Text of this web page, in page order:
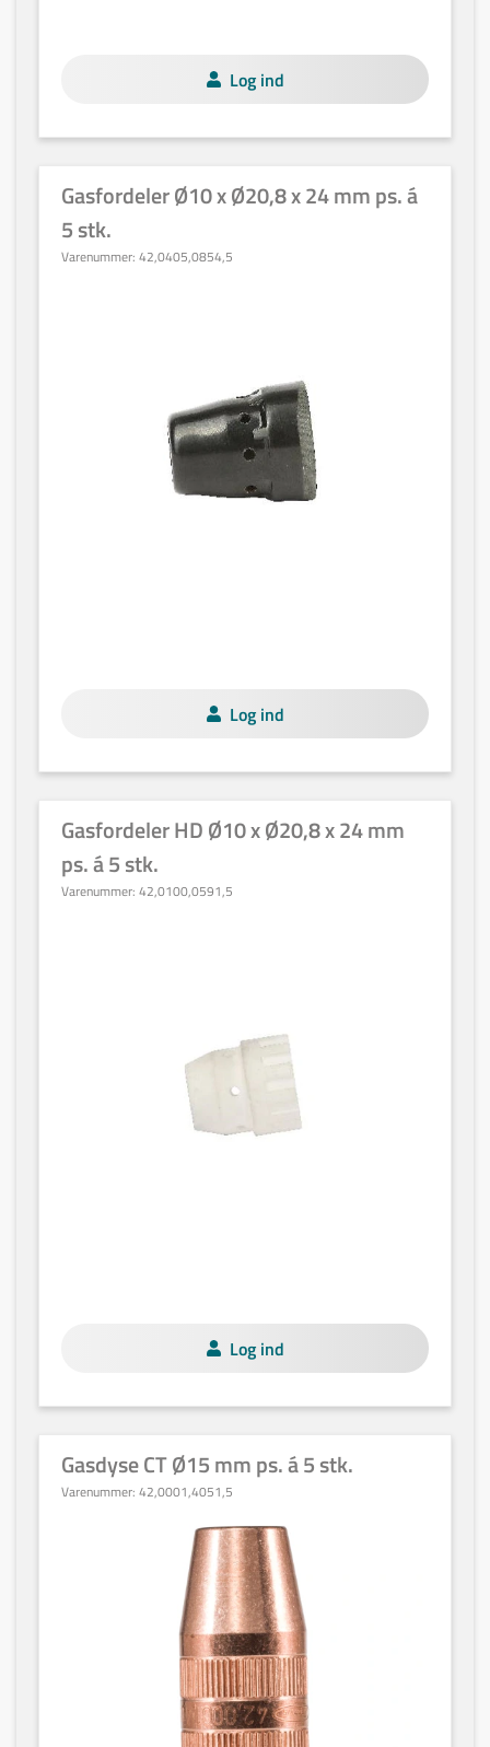
Log ind
Gasfordeler Ø10 x Ø20,8 x 24 mm ps. á
5 stk.
Varenummer: 42,0405,0854,5
Log ind
Gasfordeler HD Ø10 x Ø20,8 x 24 mm
ps. á 5 stk.
Varenummer: 42,0100,0591,5
Log ind
Gasdyse CT Ø15 mm ps. á 5 stk.
Varenummer: 42,0001,4051,5